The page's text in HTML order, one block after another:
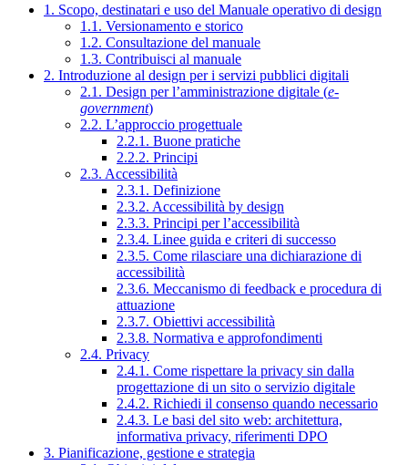
1. Scopo, destinatari e uso del Manuale operativo di design
1.1. Versionamento e storico
1.2. Consultazione del manuale
1.3. Contribuisci al manuale
2. Introduzione al design per i servizi pubblici digitali
2.1. Design per l’amministrazione digitale (e-
government)
2.2. L’approccio progettuale
2.2.1. Buone pratiche
2.2.2. Principi
2.3. Accessibilità
2.3.1. Definizione
2.3.2. Accessibilità by design
2.3.3. Principi per l’accessibilità
2.3.4. Linee guida e criteri di successo
2.3.5. Come rilasciare una dichiarazione di
accessibilità
2.3.6. Meccanismo di feedback e procedura di
attuazione
2.3.7. Obiettivi accessibilità
2.3.8. Normativa e approfondimenti
2.4. Privacy
2.4.1. Come rispettare la privacy sin dalla
progettazione di un sito o servizio digitale
2.4.2. Richiedi il consenso quando necessario
2.4.3. Le basi del sito web: architettura,
informativa privacy, riferimenti DPO
3. Pianificazione, gestione e strategia